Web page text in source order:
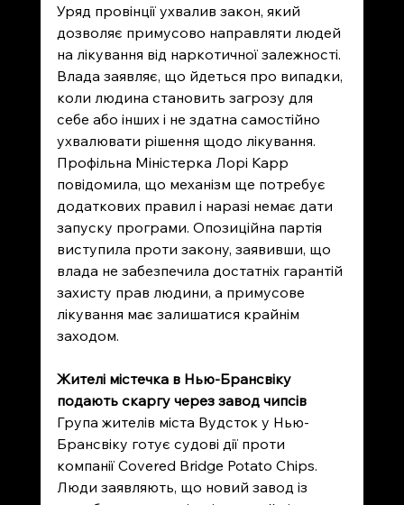
Уряд провінції ухвалив закон, який
дозволяє примусово направляти людей
на лікування від наркотичної залежності.
Влада заявляє, що йдеться про випадки,
коли людина становить загрозу для
себе або інших і не здатна самостійно
ухвалювати рішення щодо лікування.
Профільна Міністерка Лорі Карр
повідомила, що механізм ще потребує
додаткових правил і наразі немає дати
запуску програми. Опозиційна партія
виступила проти закону, заявивши, що
влада не забезпечила достатніх гарантій
захисту прав людини, а примусове
лікування має залишатися крайнім
заходом.
Жителі містечка в Нью-Брансвіку
подають скаргу через завод чипсів
Група жителів міста Вудсток у Нью-
Брансвіку готує судові дії проти
компанії Covered Bridge Potato Chips.
Люди заявляють, що новий завод із